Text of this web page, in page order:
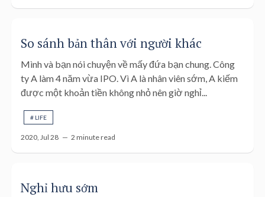
So sánh bản thân với người khác
Mình và bạn nói chuyện về mấy đứa bạn chung. Công
ty A làm 4 năm vừa IPO. Vì A là nhân viên sớm, A kiếm
được một khoản tiền không nhỏ nên giờ nghỉ...
# LIFE
2020, Jul 28 — 2 minute read
Nghỉ hưu sớm